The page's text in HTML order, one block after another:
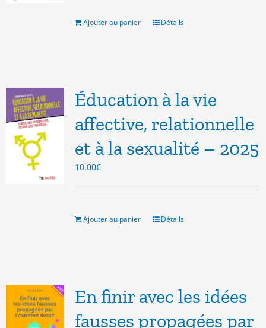
8.00€.3.00€.
Ajouter au panier Détails
Éducation à la vie
affective, relationnelle
et à la sexualité – 2025
10.00€
Ajouter au panier Détails
En finir avec les idées
fausses propagées par